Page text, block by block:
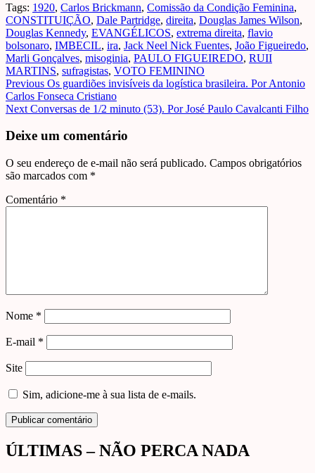
Tags: 1920, Carlos Brickmann, Comissão da Condição Feminina,
CONSTITUIÇÃO, Dale Partridge, direita, Douglas James Wilson,
Douglas Kennedy, EVANGÉLICOS, extrema direita, flavio
bolsonaro, IMBECIL, ira, Jack Neel Nick Fuentes, João Figueiredo,
Marli Gonçalves, misoginia, PAULO FIGUEIREDO, RUII
MARTINS, sufragistas, VOTO FEMININO
Post
navigation
Previous Os guardiões invisíveis da logística brasileira. Por Antonio
Carlos Fonseca Cristiano
Next Conversas de 1/2 minuto (53). Por José Paulo Cavalcanti Filho
Deixe um comentário
O seu endereço de e-mail não será publicado. Campos obrigatórios
são marcados com *
Comentário *
Nome *
E-mail *
Site
Sim, adicione-me à sua lista de e-mails.
ÚLTIMAS – NÃO PERCA NADA